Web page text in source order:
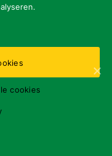
hours via
cookies